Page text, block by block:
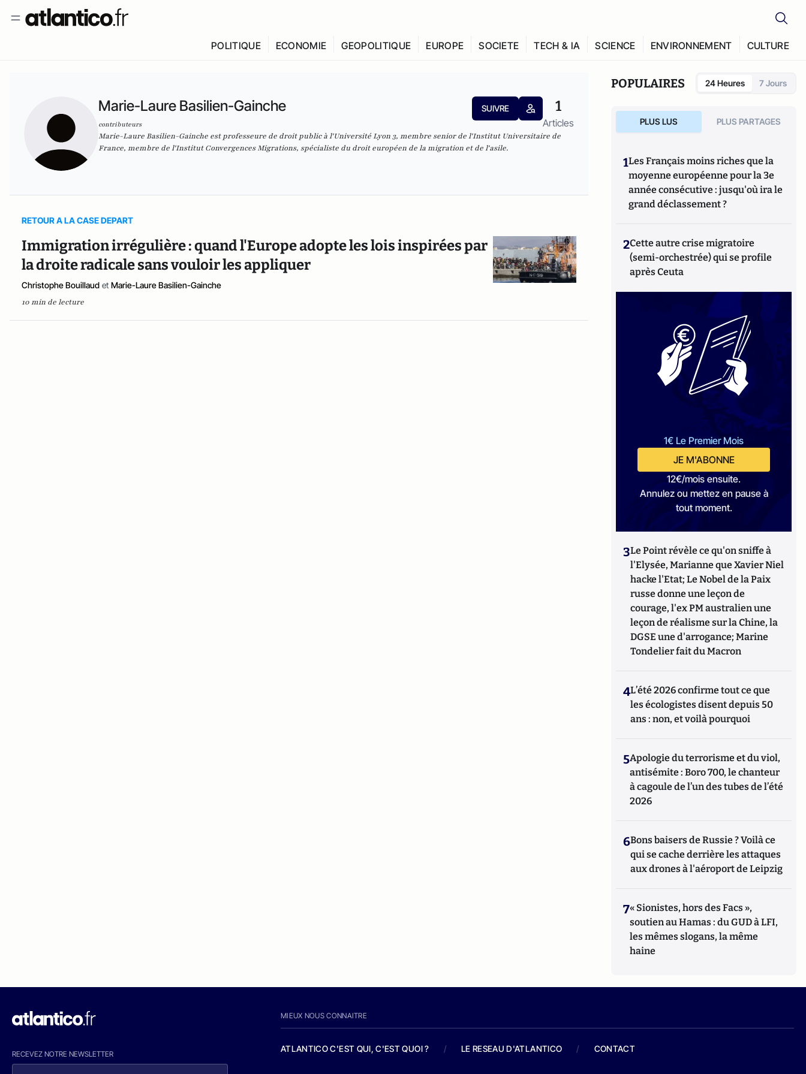
POLITIQUE ECONOMIE GEOPOLITIQUE EUROPE SOCIETE TECH & IA SCIENCE ENVIRONNEMENT CULTURE
Marie-Laure Basilien-Gainche
contributeurs
SUIVRE 1
Articles
Marie-Laure Basilien-Gainche est professeure de droit public à l'Université Lyon 3, membre senior de l'Institut Universitaire de
France, membre de l'Institut Convergences Migrations, spécialiste du droit européen de la migration et de l'asile.
RETOUR A LA CASE DEPART
Immigration irrégulière : quand l'Europe adopte les lois inspirées par
la droite radicale sans vouloir les appliquer
Christophe Bouillaud et Marie-Laure Basilien-Gainche
10 min de lecture
POPULAIRES 24 Heures 7 Jours
PLUS LUS PLUS PARTAGES
1Les Français moins riches que la
moyenne européenne pour la 3e
année consécutive : jusqu'où ira le
grand déclassement ?
2Cette autre crise migratoire
(semi-orchestrée) qui se profile
après Ceuta
1€ Le Premier Mois
JE M'ABONNE
12€/mois ensuite.
Annulez ou mettez en pause à
tout moment.
3Le Point révèle ce qu'on sniffe à
l'Elysée, Marianne que Xavier Niel
hacke l'Etat; Le Nobel de la Paix
russe donne une leçon de
courage, l'ex PM australien une
leçon de réalisme sur la Chine, la
DGSE une d'arrogance; Marine
Tondelier fait du Macron
4L’été 2026 confirme tout ce que
les écologistes disent depuis 50
ans : non, et voilà pourquoi
5Apologie du terrorisme et du viol,
antisémite : Boro 700, le chanteur
à cagoule de l’un des tubes de l’été
2026
6Bons baisers de Russie ? Voilà ce
qui se cache derrière les attaques
aux drones à l'aéroport de Leipzig
7« Sionistes, hors des Facs »,
soutien au Hamas : du GUD à LFI,
les mêmes slogans, la même
haine
RECEVEZ NOTRE NEWSLETTER
MIEUX NOUS CONNAITRE
ATLANTICO C'EST QUI, C'EST QUOI ? / LE RESEAU D'ATLANTICO / CONTACT